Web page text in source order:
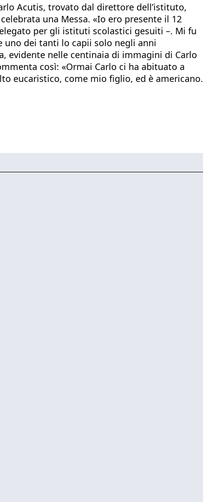
Acutis, trovato dal direttore dell’istituto,
una Messa. «Io ero presente il 12
per gli istituti scolastici gesuiti –. Mi fu
uno dei tanti lo capii solo negli anni
evidente nelle centinaia di immagini di Carlo
così: «Ormai Carlo ci ha abituato a
eucaristico, come mio figlio, ed è americano.